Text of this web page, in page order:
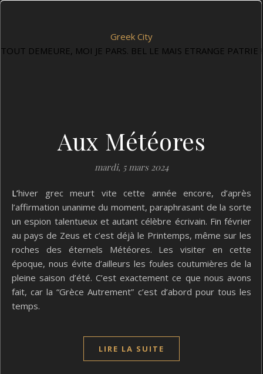
Greek City
TOUT DEMEURE, MOI JE PARS. BEL LE MAIS ETRANGE PATRIE !
Aux Météores
mardi, 5 mars 2024
L’hiver grec meurt vite cette année encore, d’après
l’affirmation unanime du moment, paraphrasant de la sorte
un espion talentueux et autant célèbre écrivain. Fin février
au pays de Zeus et c’est déjà le Printemps, même sur les
roches des éternels Météores. Les visiter en cette
époque, nous évite d’ailleurs les foules coutumières de la
pleine saison d’été. C’est exactement ce que nous avons
fait, car la “Grèce Autrement” c’est d’abord pour tous les
temps.
LIRE LA SUITE